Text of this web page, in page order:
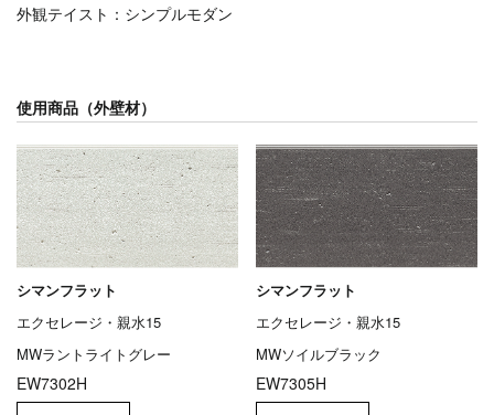
外観テイスト： シンプルモダン
使用商品（外壁材）
シマンフラット
エクセレージ・親水15
MWラントライトグレー
EW7302H
シマンフラット
エクセレージ・親水15
MWソイルブラック
EW7305H